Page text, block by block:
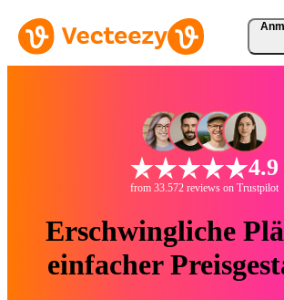
4.9
from 33.572 reviews on Trustpilot
Erschwingliche
einfacher